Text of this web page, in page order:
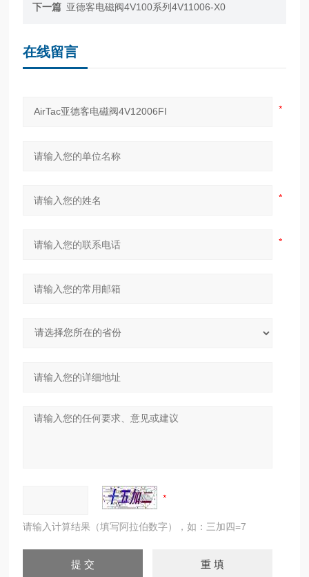
下一篇 亚德客电磁阀4V100系列4V11006-X0
在线留言
请输入计算结果（填写阿拉伯数字），如：三加四=7